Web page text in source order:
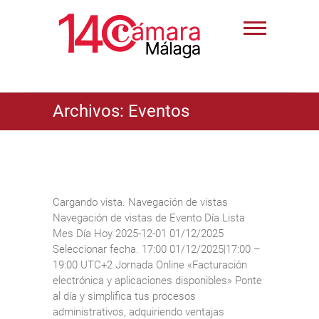
Archivos: Eventos
Cargando vista. Navegación de vistas
Navegación de vistas de Evento Día Lista
Mes Día Hoy 2025-12-01 01/12/2025
Seleccionar fecha. 17:00 01/12/2025|17:00 –
19:00 UTC+2 Jornada Online «Facturación
electrónica y aplicaciones disponibles» Ponte
al día y simplifica tus procesos
administrativos, adquiriendo ventajas